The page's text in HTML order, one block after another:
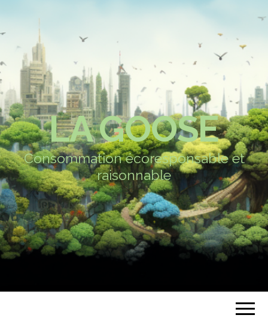
LA GOOSE
Consommation écoresponsable et
raisonnable